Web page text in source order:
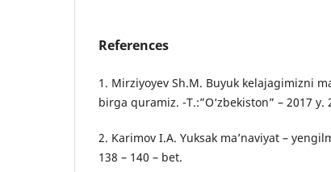
References
1. Mirziyoyev Sh.M. Buyuk kelajagimizni
birga quramiz. -T.:”O‘zbekiston” – 2017 y.
2. Karimov I.A. Yuksak ma’naviyat –
138 – 140 – bet.